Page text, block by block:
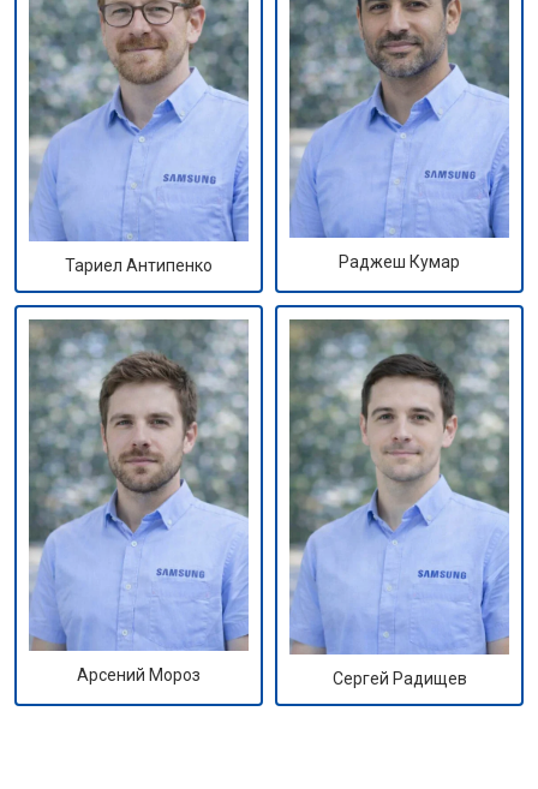
Тариел Антипенко Раджеш Кумар
Арсений Мороз Сергей Радищев